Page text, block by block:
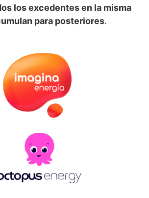
los excedentes en la misma
para posteriores.